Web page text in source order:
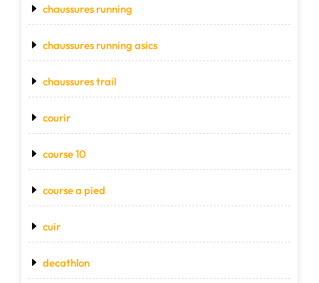
chaussures running
chaussures running asics
chaussures trail
courir
course 10
course a pied
cuir
decathlon